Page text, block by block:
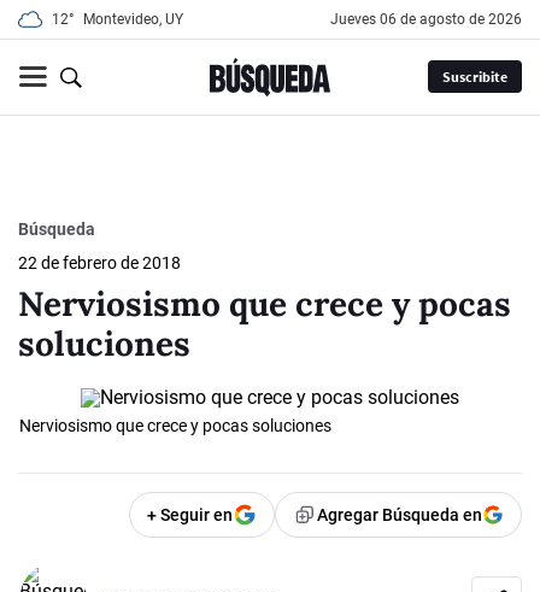
12° Montevideo, UY jueves 06 de agosto de 2026
Suscribite
Búsqueda
22 de febrero de 2018
Nerviosismo que crece y pocas
soluciones
Nerviosismo que crece y pocas soluciones
+ Seguir en Agregar Búsqueda en